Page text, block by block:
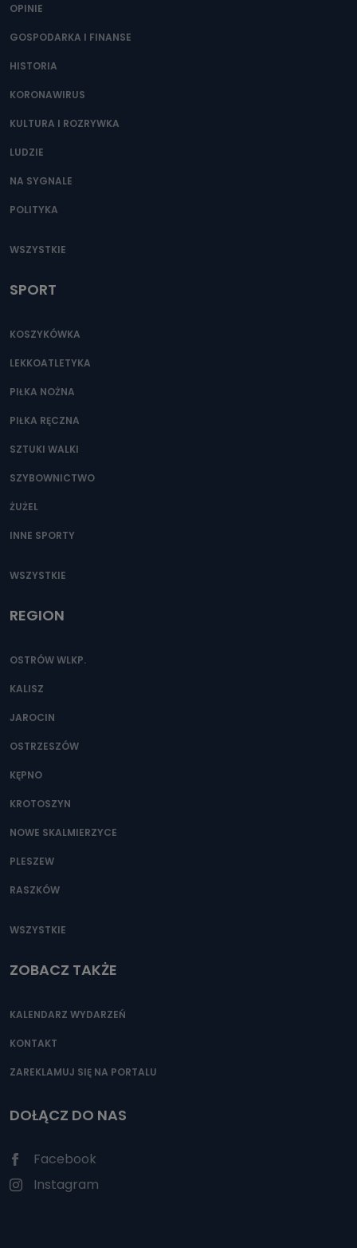
OPINIE
GOSPODARKA I FINANSE
HISTORIA
KORONAWIRUS
KULTURA I ROZRYWKA
LUDZIE
NA SYGNALE
POLITYKA
WSZYSTKIE
SPORT
KOSZYKÓWKA
LEKKOATLETYKA
PIŁKA NOŻNA
PIŁKA RĘCZNA
SZTUKI WALKI
SZYBOWNICTWO
ŻUŻEL
INNE SPORTY
WSZYSTKIE
REGION
OSTRÓW WLKP.
KALISZ
JAROCIN
OSTRZESZÓW
KĘPNO
KROTOSZYN
NOWE SKALMIERZYCE
PLESZEW
RASZKÓW
WSZYSTKIE
ZOBACZ TAKŻE
KALENDARZ WYDARZEŃ
KONTAKT
ZAREKLAMUJ SIĘ NA PORTALU
DOŁĄCZ DO NAS
Facebook
Instagram